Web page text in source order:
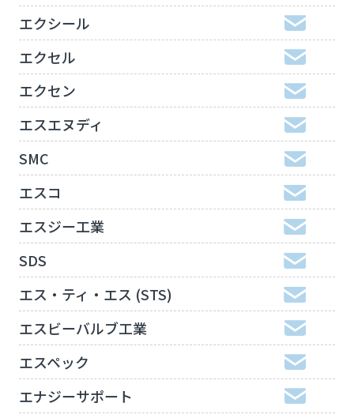
エクシール
エクセル
エクセン
エスエヌディ
SMC
エスコ
エスジー工業
SDS
エス・ティ・エス (STS)
エスビーバルブ工業
エスペック
エナジーサポート